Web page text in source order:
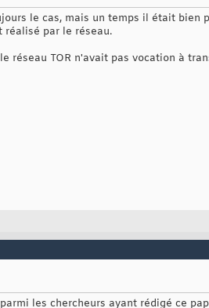
le cas, mais un temps il était bien
réalisé par le réseau.
réseau TOR n'avait pas vocation à
les chercheurs ayant rédigé ce